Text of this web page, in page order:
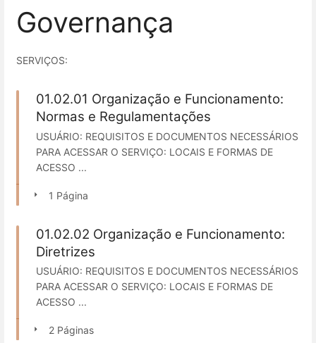
Governança
SERVIÇOS:
01.02.01 Organização e Funcionamento:
Normas e Regulamentações
USUÁRIO: REQUISITOS E DOCUMENTOS NECESSÁRIOS
PARA ACESSAR O SERVIÇO: LOCAIS E FORMAS DE
ACESSO ...
1 Página
01.02.02 Organização e Funcionamento:
Diretrizes
USUÁRIO: REQUISITOS E DOCUMENTOS NECESSÁRIOS
PARA ACESSAR O SERVIÇO: LOCAIS E FORMAS DE
ACESSO ...
2 Páginas